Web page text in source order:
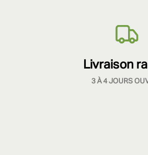
Livraison
3 À 4 JOURS